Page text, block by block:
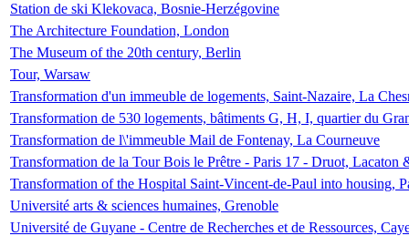
Station de ski Klekovaca, Bosnie-Herzégovine
The Architecture Foundation, London
The Museum of the 20th century, Berlin
Tour, Warsaw
Transformation d'un immeuble de logements, Saint-Nazaire, La
Transformation de 530 logements, bâtiments G, H, I, quartier du
Transformation de l\'immeuble Mail de Fontenay, La Courneuve
Transformation de la Tour Bois le Prêtre - Paris 17 - Druot, Lacaton
Transformation of the Hospital Saint-Vincent-de-Paul into housing,
Université arts & sciences humaines, Grenoble
Université de Guyane - Centre de Recherches et de Ressources,